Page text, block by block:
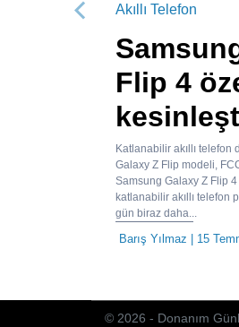
Akıllı Telefon
Flip 4
Katlanabilir akıllı telefon
Galaxy Z Flip modeli,
Samsung Galaxy Z Flip
katlanabilir akıllı telefon
gün biraz daha...
Barış Yılmaz | 15
Önceki
© 2026 - Donanım